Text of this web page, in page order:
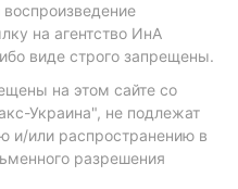
на агентство ИнА
виде строго запрещены.
на этом сайте со
Украина", не подлежат
и/или распространению в
разрешения